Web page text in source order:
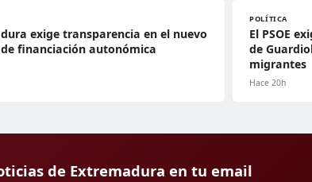
exige transparencia en el nuevo
financiación autonómica
POLÍTICA
El PSOE
de
migrantes
Hace 20h
de Extremadura en tu email